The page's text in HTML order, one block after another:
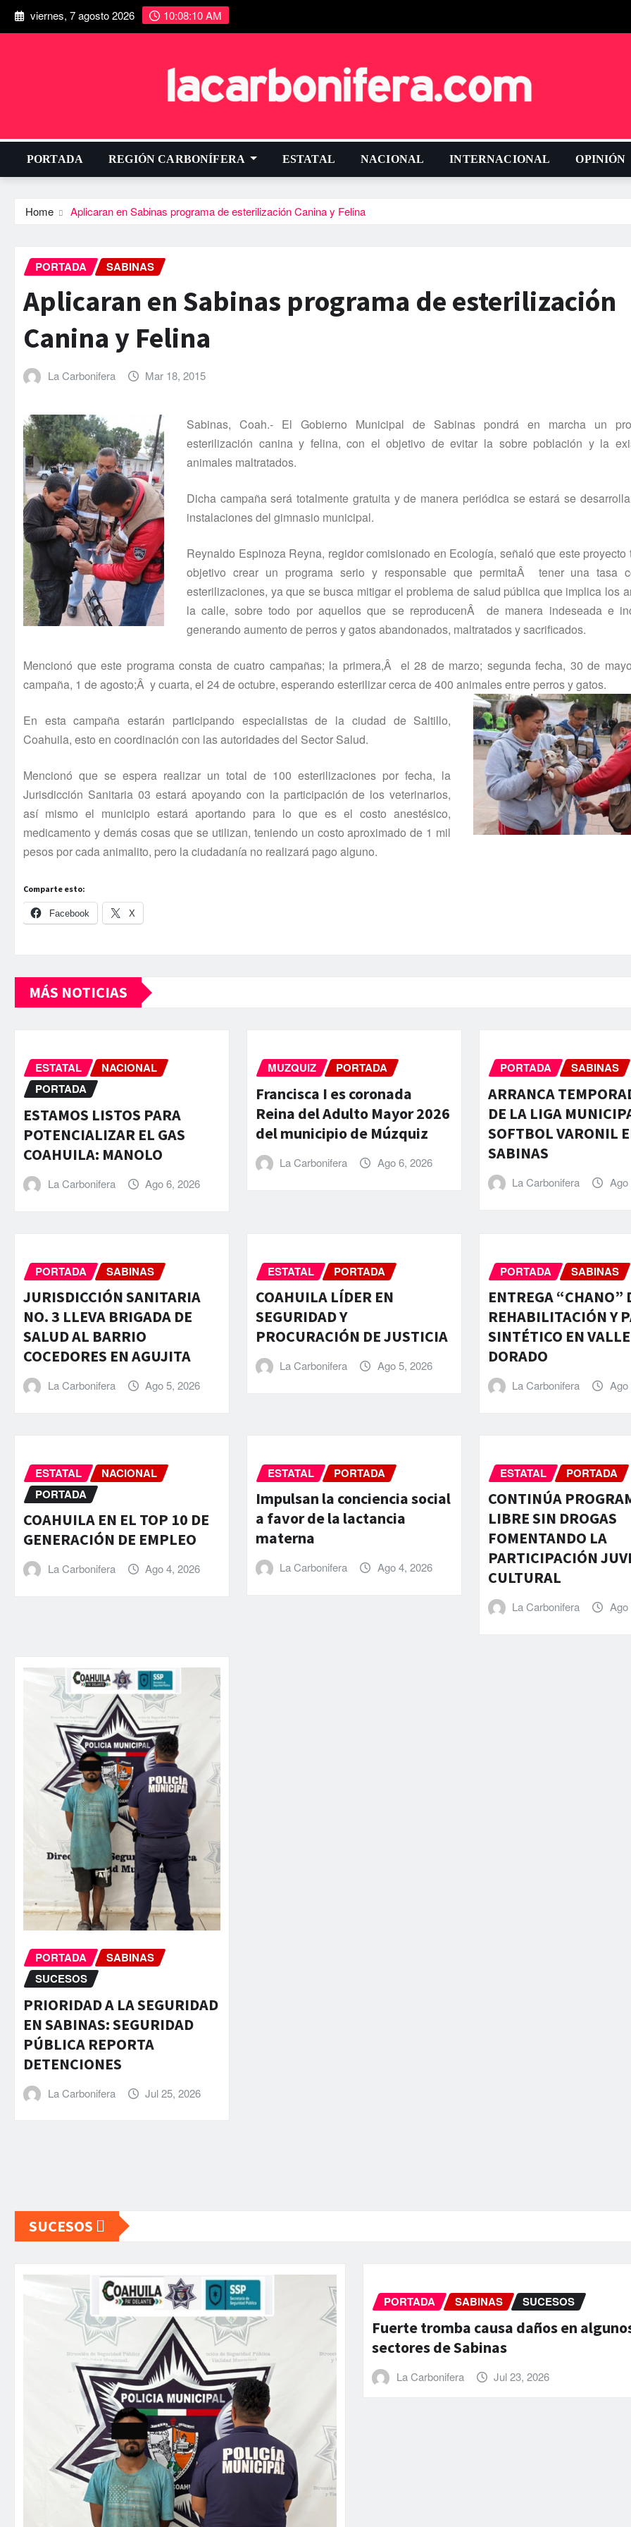
viernes, 7 agosto 2026 10:08:11 AM
PORTADA REGIÓN CARBONÍFERA ESTATAL NACIONAL INTERNACIONAL OPINIÓN
Home Aplicaran en Sabinas programa de esterilización Canina y Felina
PORTADA SABINAS
Aplicaran en Sabinas programa de esterilización
Canina y Felina
La Carbonifera Mar 18, 2015
Sabinas, Coah.- El Gobierno Municipal de Sabinas pondrá en marcha un
esterilización canina y felina, con el objetivo de evitar la sobre población y la
animales maltratados.
Dicha campaña será totalmente gratuita y de manera periódica se estará se
instalaciones del gimnasio municipal.
Reynaldo Espinoza Reyna, regidor comisionado en Ecologí­a, señaló que este proyecto
objetivo crear un programa serio y responsable que permitaÂ tener una tasa
esterilizaciones, ya que se busca mitigar el problema de salud pública que implica los
la calle, sobre todo por aquellos que se reproducenÂ de manera indeseada e
generando aumento de perros y gatos abandonados, maltratados y sacrificados.
Mencionó que este programa consta de cuatro campañas; la primera,Â el 28 de marzo; segunda fecha, 30 de
campaña, 1 de agosto;Â y cuarta, el 24 de octubre, esperando esterilizar cerca de 400 animales entre perros y gatos.
En esta campaña estarán participando especialistas de la ciudad de Saltillo,
Coahuila, esto en coordinación con las autoridades del Sector Salud.
Mencionó que se espera realizar un total de 100 esterilizaciones por fecha, la
Jurisdicción Sanitaria 03 estará apoyando con la participación de los veterinarios,
así­ mismo el municipio estará aportando para lo que es el costo anestésico,
medicamento y demás cosas que se utilizan, teniendo un costo aproximado de 1 mil
pesos por cada animalito, pero la ciudadaní­a no realizará pago alguno.
Comparte esto:
Facebook X
MÁS NOTICIAS
ESTATAL
NACIONAL
PORTADA
ESTAMOS LISTOS PARA
POTENCIALIZAR EL GAS
COAHUILA: MANOLO
La Carbonifera Ago 6, 2026
MUZQUIZ PORTADA
Francisca I es coronada
Reina del Adulto Mayor 2026
del municipio de Múzquiz
La Carbonifera Ago 6, 2026
PORTADA SABINAS
ARRANCA
DE LA LIGA
SOFTBOL VARONIL
SABINAS
La Carbonifera Ago
PORTADA SABINAS
JURISDICCIÓN SANITARIA
NO. 3 LLEVA BRIGADA DE
SALUD AL BARRIO
COCEDORES EN AGUJITA
La Carbonifera Ago 5, 2026
ESTATAL PORTADA
COAHUILA LÍDER EN
SEGURIDAD Y
PROCURACIÓN DE JUSTICIA
La Carbonifera Ago 5, 2026
PORTADA SABINAS
ENTREGA “CHANO”
REHABILITACIÓN Y
SINTÉTICO EN VALLE
DORADO
La Carbonifera Ago
ESTATAL
NACIONAL
PORTADA
COAHUILA EN EL TOP 10 DE
GENERACIÓN DE EMPLEO
La Carbonifera Ago 4, 2026
ESTATAL PORTADA
Impulsan la conciencia social
a favor de la lactancia
materna
La Carbonifera Ago 4, 2026
ESTATAL PORTADA
CONTINÚA
LIBRE SIN DROGAS
FOMENTANDO LA
PARTICIPACIÓN
CULTURAL
La Carbonifera Ago
PORTADA
SABINAS
SUCESOS
PRIORIDAD A LA SEGURIDAD
EN SABINAS: SEGURIDAD
PÚBLICA REPORTA
DETENCIONES
La Carbonifera Jul 25, 2026
SUCESOS
PORTADA SABINAS SUCESOS
Fuerte tromba causa daños en algunos
sectores de Sabinas
La Carbonifera Jul 23, 2026
NACIONAL PORTADA SUCESOS
Detienen al exdirector de
Rodríguez Padilla por agredir a
La Carbonifera Jul 8, 2026